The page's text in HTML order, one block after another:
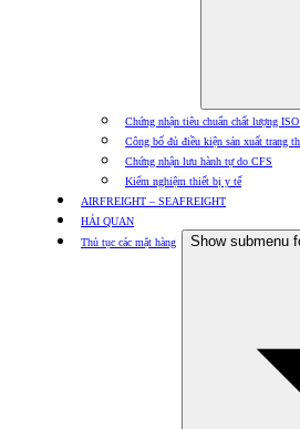
Chứng nhận tiêu chuẩn chất lượng
Công bố đủ điều kiện sản xuất trang
Chứng nhận lưu hành tự do CFS
Kiểm nghiệm thiết bị y tế
AIRFREIGHT – SEAFREIGHT
HẢI QUAN
Thủ tục các mặt hàng
Show submenu